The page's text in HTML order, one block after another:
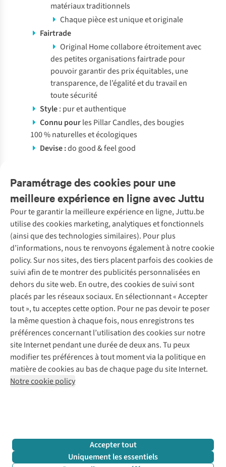
matériaux traditionnels
Chaque pièce est unique et originale
Fairtrade
Original Home collabore étroitement avec
des petites organisations fairtrade pour
pouvoir garantir des prix équitables, une
transparence, de l’égalité et du travail en
toute sécurité
Style: pur et authentique
Connu pourles Pillar Candles, des bougies
100 % naturelles et écologiques
Devise :do good & feel good
Voir tous les produits
Paramétrage des cookies pour une
meilleure expérience en ligne avec Juttu
Pour te garantir la meilleure expérience en ligne, Juttu.be
utilise des cookies marketing, analytiques et fonctionnels
(ainsi que des technologies similaires). Pour plus
d’informations, nous te renvoyons également à notre cookie
policy. Sur nos sites, des tiers placent parfois des cookies de
suivi afin de te montrer des publicités personnalisées en
dehors du site web. En outre, des cookies de suivi sont
placés par les réseaux sociaux. En sélectionnant « Accepter
tout », tu acceptes cette option. Pour ne pas devoir te poser
la même question à chaque fois, nous enregistrons tes
préférences concernant l’utilisation des cookies sur notre
site Internet pendant une durée de deux ans. Tu peux
modifier tes préférences à tout moment via la politique en
matière de cookies au bas de chaque page du site Internet.
Notre cookie policy
Accepter tout
Uniquement les essentiels
Service client
Questions fréquentes
Commander
Payer
10 % réduction étudiants
Klarna : post-paiement
Livraison
Retourner
Rétractation d'une commande
Garantie
Contact
Nos services
Vintage - ReJUsed
Atelier de couture
Personal shopping
Boîte à vêtements
Événements / ateliers
Juttu
Qui sommes-nous ?
Juttu Friends
Inspiration
Travailler chez Juttu
Nos magasins
Le monde de Juttu
Entrepreneuriat responsable
Déclaration d’accessibilité
Abonne-toi à la newsletter
Suivez-nous
+32 (0)3 828 30 15 team@juttu.be
BTW BE 0416.762.280